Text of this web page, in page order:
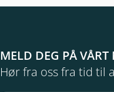
MELD DEG PÅ VÅRT
Hør fra oss fra tid til